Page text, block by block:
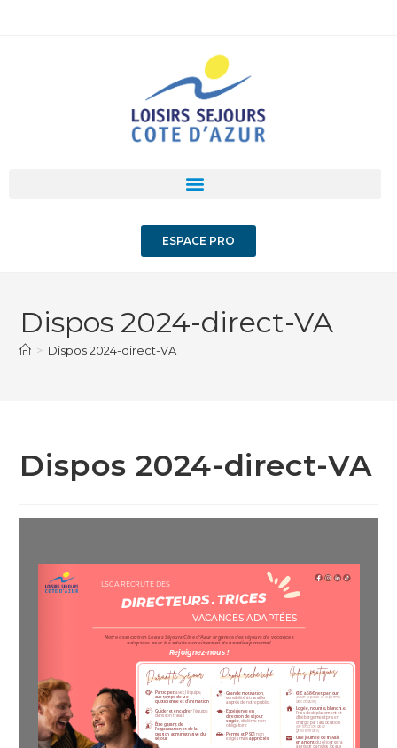
ESPACE PRO
Dispos 2024-direct-VA
> Dispos 2024-direct-VA
Dispos 2024-direct-VA